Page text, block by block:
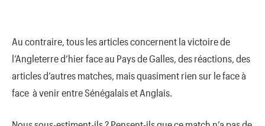
Au contraire, tous les articles concernent la victoire de
l’Angleterre d’hier face au Pays de Galles, des réactions, des
articles d’autres matches, mais quasiment rien sur le face à
face à venir entre Sénégalais et Anglais.